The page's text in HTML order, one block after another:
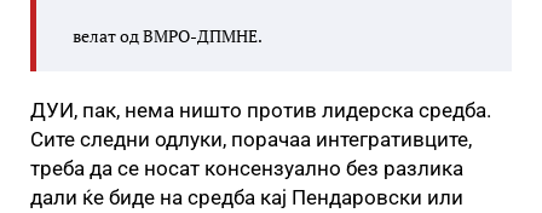
велат од ВМРО-ДПМНЕ.
ДУИ, пак, нема ништо против лидерска средба.
Сите следни одлуки, порачаа интегративците,
треба да се носат консензуално без разлика
дали ќе биде на средба кај Пендаровски или